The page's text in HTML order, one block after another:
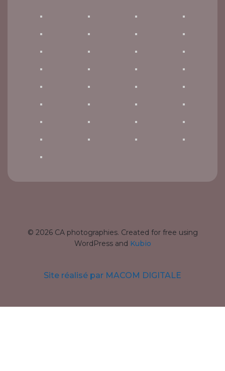
© 2026 CA photographies. Created for free using
WordPress and Kubio
Site réalisé par MACOM DIGITALE